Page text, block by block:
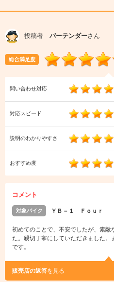
投稿者 バーテンダーさん
総合満足度
問い合わせ対応
対応スピード
説明のわかりやすさ
おすすめ度
コメント
対象バイク ＹＢ－１ Ｆｏｕｒ
初めてのことで、不安でしたが、素敵
た。親切丁寧にしていただきました
です。
販売店の返答を見る